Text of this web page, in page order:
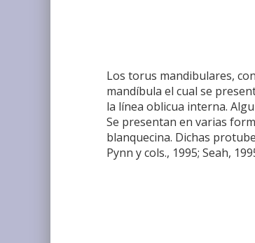
Los torus mandibulares,
mandíbula el cual se
la línea oblicua interna.
Se presentan en varias
blanquecina. Dichas
Pynn y cols., 1995; Seah,